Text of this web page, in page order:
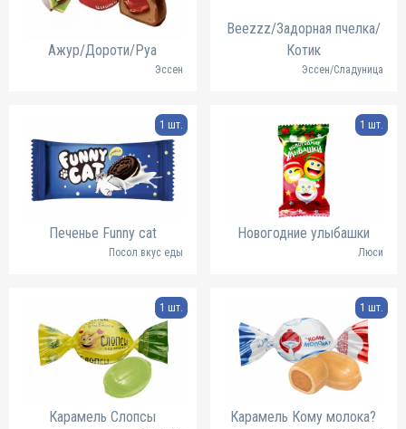
Ажур/Дороти/Руа
Эссен
Beezzz/Задорная пчелка/
Котик
Эссен/Сладуница
Печенье Funny cat
1 шт.
Посол вкус еды
Новогодние улыбашки
1 шт.
Люси
Карамель Слопсы
1 шт.
Карамель Кому молока?
1 шт.